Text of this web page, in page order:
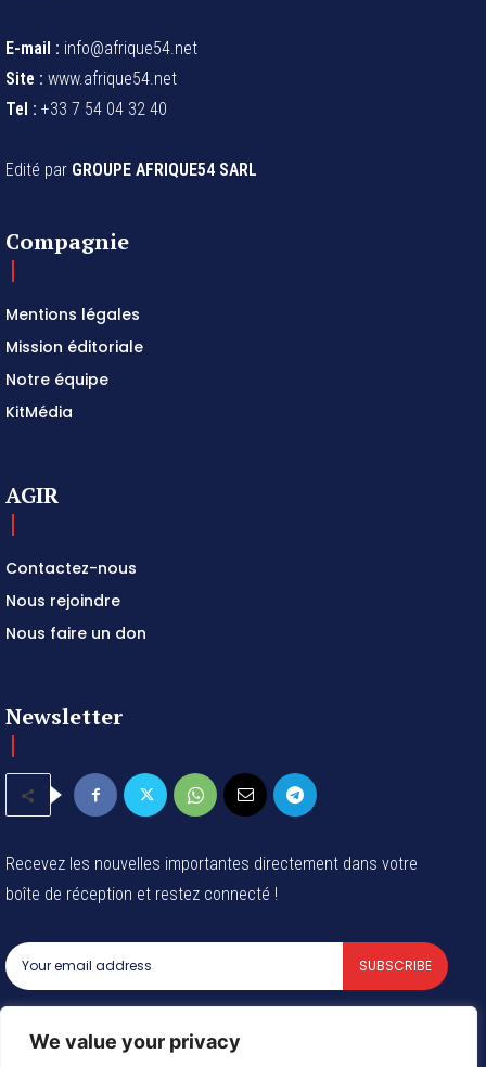
We value your privacy
E-mail : info@afrique54.net
Site : www.afrique54.net
Tel : +33 7 54 04 32 40
Edité par GROUPE AFRIQUE54 SARL
Compagnie
Mentions légales
Mission éditoriale
Notre équipe
KitMédia
AGIR
Contactez-nous
Nous rejoindre
Nous faire un don
Newsletter
Recevez les nouvelles importantes directement dans votre
boîte de réception et restez connecté !
SUBSCRIBE